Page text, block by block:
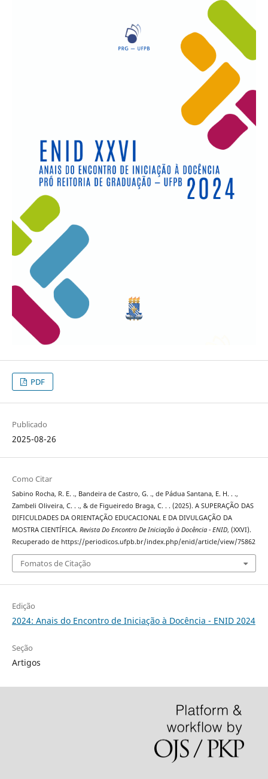
PDF
Publicado
2025-08-26
Como Citar
Sabino Rocha, R. E. ., Bandeira de Castro, G. ., de Pádua Santana, E. H. . .,
Zambeli Oliveira, C. . ., & de Figueiredo Braga, C. . . (2025). A SUPERAÇÃO DAS
DIFICULDADES DA ORIENTAÇÃO EDUCACIONAL E DA DIVULGAÇÃO DA
MOSTRA CIENTÍFICA. Revista Do Encontro De Iniciação à Docência - ENID, (XXVI).
Recuperado de https://periodicos.ufpb.br/index.php/enid/article/view/75862
Fomatos de Citação
Edição
2024: Anais do Encontro de Iniciação à Docência - ENID 2024
Seção
Artigos